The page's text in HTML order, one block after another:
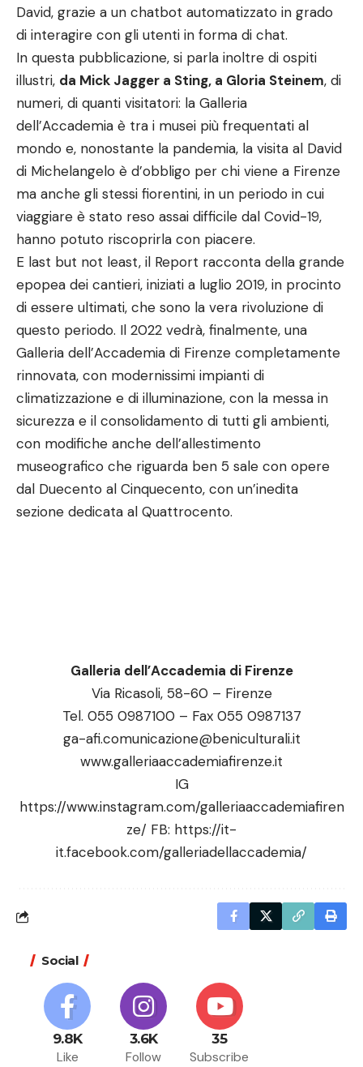
David, grazie a un chatbot automatizzato in grado
di interagire con gli utenti in forma di chat.
In questa pubblicazione, si parla inoltre di ospiti
illustri, da Mick Jagger a Sting, a Gloria Steinem, di
numeri, di quanti visitatori: la Galleria
dell’Accademia è tra i musei più frequentati al
mondo e, nonostante la pandemia, la visita al David
di Michelangelo è d’obbligo per chi viene a Firenze
ma anche gli stessi fiorentini, in un periodo in cui
viaggiare è stato reso assai difficile dal Covid-19,
hanno potuto riscoprirla con piacere.
E last but not least, il Report racconta della grande
epopea dei cantieri, iniziati a luglio 2019, in procinto
di essere ultimati, che sono la vera rivoluzione di
questo periodo. Il 2022 vedrà, finalmente, una
Galleria dell’Accademia di Firenze completamente
rinnovata, con modernissimi impianti di
climatizzazione e di illuminazione, con la messa in
sicurezza e il consolidamento di tutti gli ambienti,
con modifiche anche dell’allestimento
museografico che riguarda ben 5 sale con opere
dal Duecento al Cinquecento, con un’inedita
sezione dedicata al Quattrocento.
Galleria dell’Accademia di Firenze
Via Ricasoli, 58-60 – Firenze
Tel. 055 0987100 – Fax 055 0987137
ga-afi.comunicazione@beniculturali.it
www.galleriaaccademiafirenze.it
IG
https://www.instagram.com/galleriaaccademiafiren
ze/ FB: https://it-
it.facebook.com/galleriadellaccademia/
Social
9.8K
Like
3.6K
Follow
35
Subscribe